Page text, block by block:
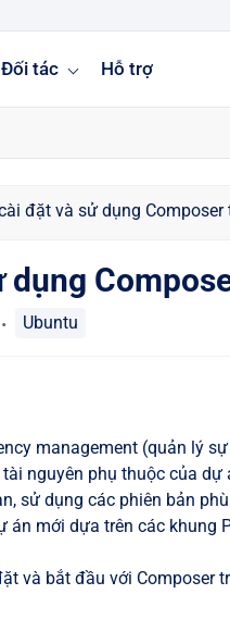
Đối tác Hỗ trợ
đặt và sử dụng Composer
dụng
• Ubuntu
management (quản lý
nguyên phụ thuộc của
sử dụng các phiên bản
mới dựa trên các khung
và bắt đầu với Composer